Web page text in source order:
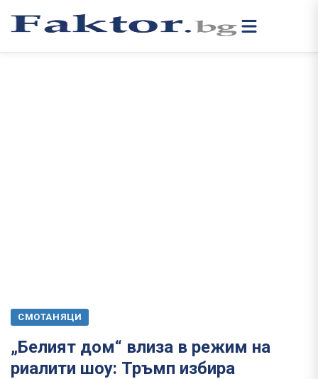
СМОТАНЯЦИ
„Белият дом“ влиза в режим на
риалити шоу: Тръмп избира